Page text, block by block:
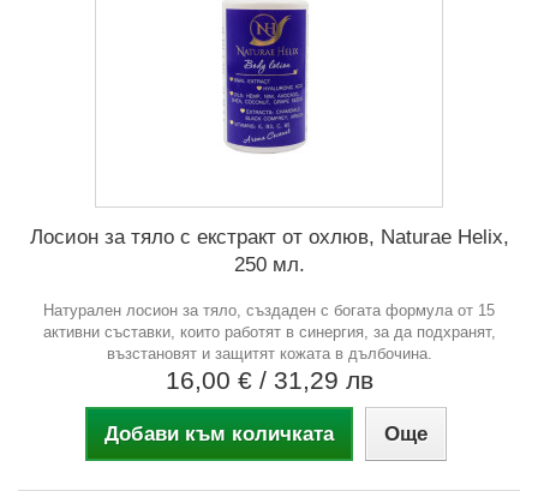
Лосион за тяло с екстракт от охлюв, Naturae Helix,
250 мл.
Натурален лосион за тяло, създаден с богата формула от 15
активни съставки, които работят в синергия, за да подхранят,
възстановят и защитят кожата в дълбочина.
16,00 € / 31,29 лв
Добави към количката Още